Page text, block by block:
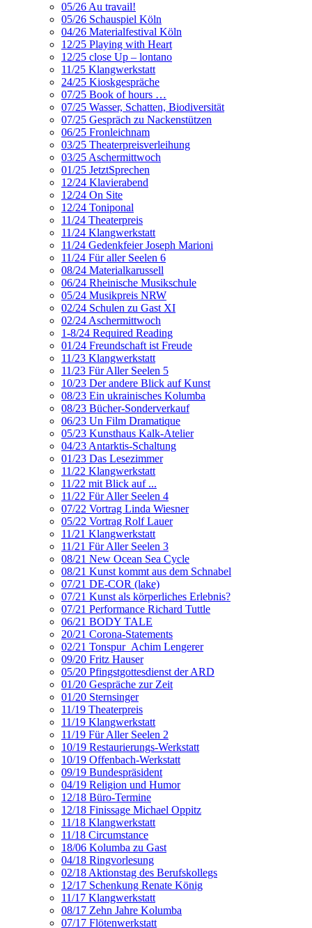
05/26 Au travail!
05/26 Schauspiel Köln
04/26 Materialfestival Köln
12/25 Playing with Heart
12/25 close Up – lontano
11/25 Klangwerkstatt
24/25 Kioskgespräche
07/25 Book of hours …
07/25 Wasser, Schatten, Biodiversität
07/25 Gespräch zu Nackenstützen
06/25 Fronleichnam
03/25 Theaterpreisverleihung
03/25 Aschermittwoch
01/25 JetztSprechen
12/24 Klavierabend
12/24 On Site
12/24 Toniponal
11/24 Theaterpreis
11/24 Klangwerkstatt
11/24 Gedenkfeier Joseph Marioni
11/24 Für aller Seelen 6
08/24 Materialkarussell
06/24 Rheinische Musikschule
05/24 Musikpreis NRW
02/24 Schulen zu Gast XI
02/24 Aschermittwoch
1-8/24 Required Reading
01/24 Freundschaft ist Freude
11/23 Klangwerkstatt
11/23 Für Aller Seelen 5
10/23 Der andere Blick auf Kunst
08/23 Ein ukrainisches Kolumba
08/23 Bücher-Sonderverkauf
06/23 Un Film Dramatique
05/23 Kunsthaus Kalk-Atelier
04/23 Antarktis-Schaltung
01/23 Das Lesezimmer
11/22 Klangwerkstatt
11/22 mit Blick auf ...
11/22 Für Aller Seelen 4
07/22 Vortrag Linda Wiesner
05/22 Vortrag Rolf Lauer
11/21 Klangwerkstatt
11/21 Für Aller Seelen 3
08/21 New Ocean Sea Cycle
08/21 Kunst kommt aus dem Schnabel
07/21 DE-COR (lake)
07/21 Kunst als körperliches Erlebnis?
07/21 Performance Richard Tuttle
06/21 BODY TALE
20/21 Corona-Statements
02/21 Tonspur_Achim Lengerer
09/20 Fritz Hauser
05/20 Pfingstgottesdienst der ARD
01/20 Gespräche zur Zeit
01/20 Sternsinger
11/19 Theaterpreis
11/19 Klangwerkstatt
11/19 Für Aller Seelen 2
10/19 Restaurierungs-Werkstatt
10/19 Offenbach-Werkstatt
09/19 Bundespräsident
04/19 Religion und Humor
12/18 Büro-Termine
12/18 Finissage Michael Oppitz
11/18 Klangwerkstatt
11/18 Circumstance
18/06 Kolumba zu Gast
04/18 Ringvorlesung
02/18 Aktionstag des Berufskollegs
12/17 Schenkung Renate König
11/17 Klangwerkstatt
08/17 Zehn Jahre Kolumba
07/17 Flötenwerkstatt